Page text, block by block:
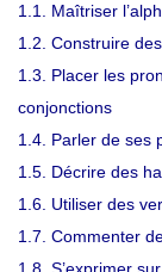
1.1. Maîtriser
1.2. Construire
1.3. Placer les
conjonctions
1.4. Parler de ses
1.5. Décrire des
1.6. Utiliser des
1.7. Commenter